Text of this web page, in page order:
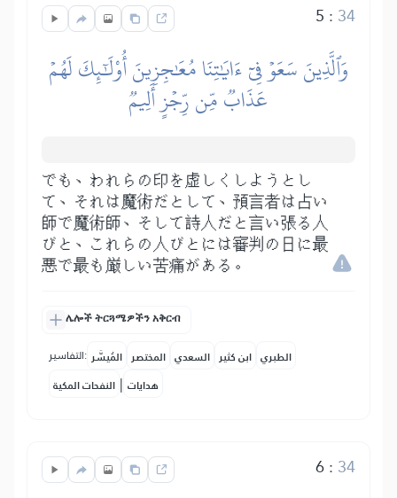
5 : 34
وَٱلَّذِينَ سَعَوۡ فِيٓ ءَايَٰتِنَا مُعَٰجِزِينَ أُوْلَٰٓئِكَ لَهُمۡ
عَذَابٞ مِّن رِّجۡزٍ أَلِيمٞ
でも、われらの印を虚しくしようとし
て、それは魔術だとして、預言者は占い
師で魔術師、そして詩人だと言い張る人
びと、これらの人びとには審判の日に最
悪で最も厳しい苦痛がある。
ሌሎች ትርጓሜዎችን አቅርብ
التفاسير: المُيسَّر المختصر السعدي ابن كثير الطبري
النفحات المكية | هدايات
6: 34